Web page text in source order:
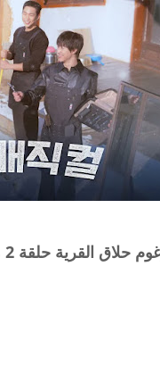
القرية حلقة 2 مترجمة للعربية -